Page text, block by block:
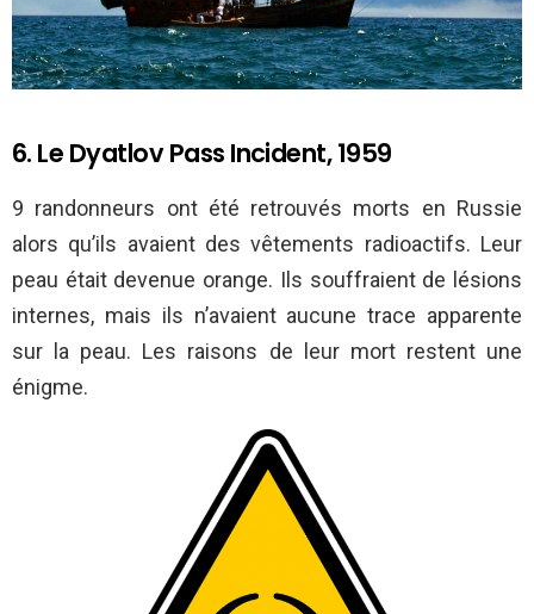
6. Le Dyatlov Pass Incident, 1959
9 randonneurs ont été retrouvés morts en Russie
alors qu’ils avaient des vêtements radioactifs. Leur
peau était devenue orange. Ils souffraient de lésions
internes, mais ils n’avaient aucune trace apparente
sur la peau. Les raisons de leur mort restent une
énigme.